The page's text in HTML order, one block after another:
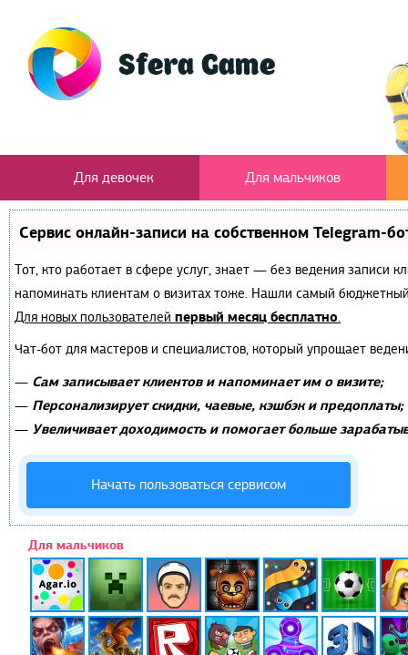
Для девочек Для мальчиков
Сервис онлайн-записи на собственном Telegram-
Тот, кто работает в сфере услуг, знает — без ведения записи
напоминать клиентам о визитах тоже. Нашли самый
Для новых пользователей первый месяц бесплатно.
Чат-бот для мастеров и специалистов, который упрощает
— Сам записывает клиентов и напоминает им о визите;
— Персонализирует скидки, чаевые, кэшбэк и предоплаты;
— Увеличивает доходимость и помогает больше
Начать пользоваться сервисом
Для мальчиков